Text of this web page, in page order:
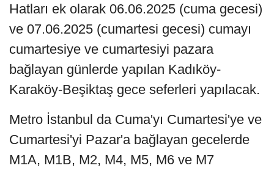
Hatları ek olarak 06.06.2025 (cuma gecesi)
ve 07.06.2025 (cumartesi gecesi) cumayı
cumartesiye ve cumartesiyi pazara
bağlayan günlerde yapılan Kadıköy-
Karaköy-Beşiktaş gece seferleri yapılacak.
Metro İstanbul da Cuma'yı Cumartesi'ye ve
Cumartesi'yi Pazar'a bağlayan gecelerde
M1A, M1B, M2, M4, M5, M6 ve M7